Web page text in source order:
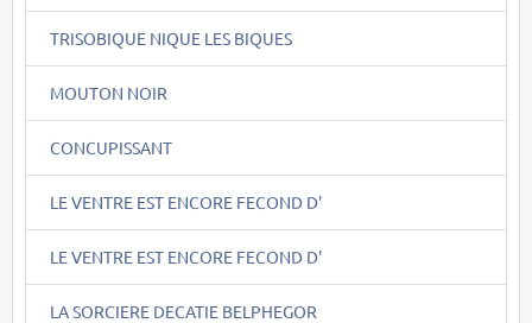
TRISOBIQUE NIQUE LES BIQUES
MOUTON NOIR
CONCUPISSANT
LE VENTRE EST ENCORE FECOND D'
LE VENTRE EST ENCORE FECOND D'
LA SORCIERE DECATIE BELPHEGOR